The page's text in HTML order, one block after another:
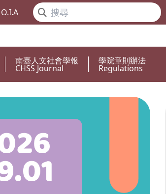
O.I.A
南臺人文社會學報
CHSS Journal
學院章則辦法
Regulations